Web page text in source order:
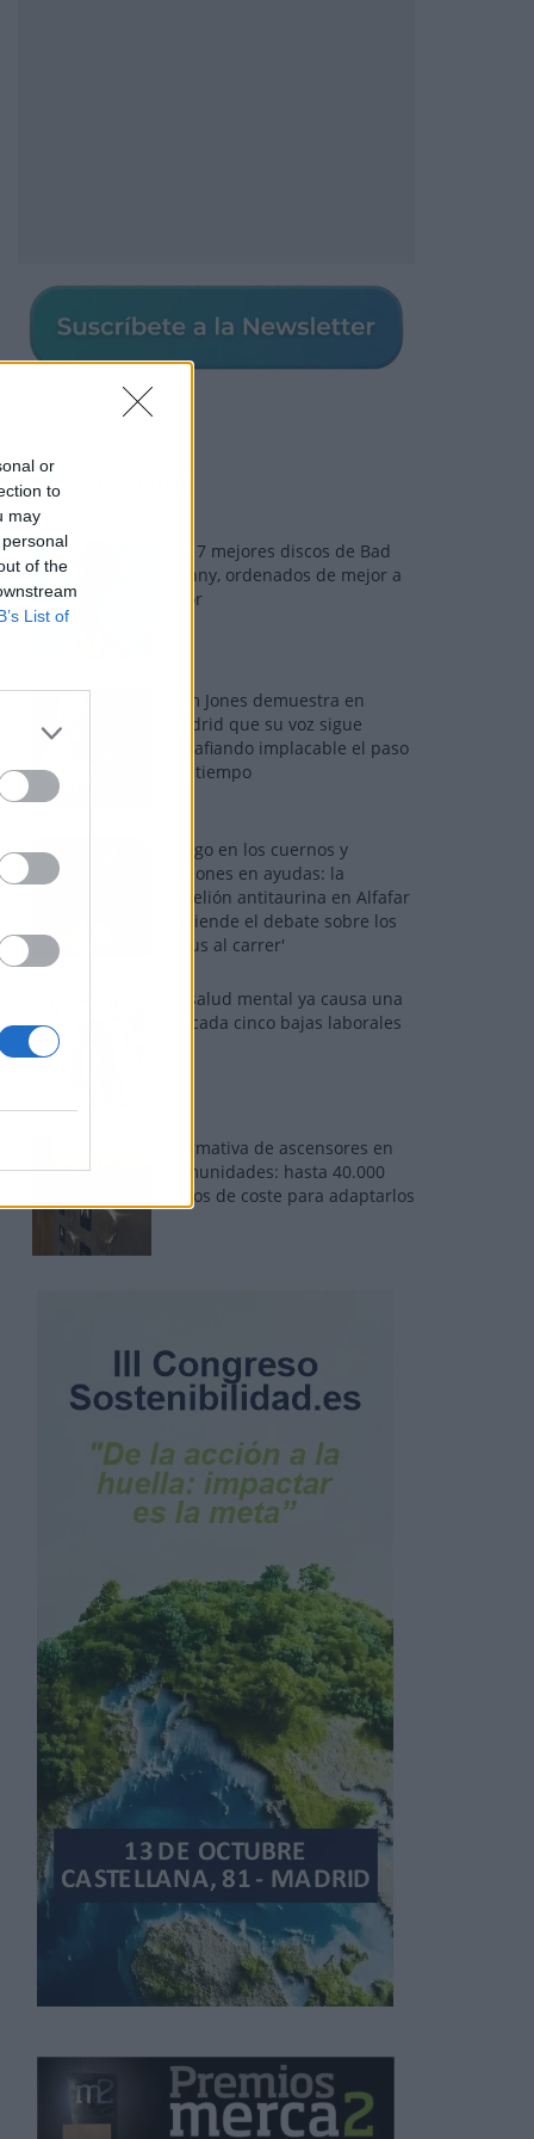
or
to
may
of the
List of
Los más vistos
Los 7 mejores discos de Bad
Bunny, ordenados de mejor a
peor
Tom Jones demuestra en
Madrid que su voz sigue
desafiando implacable el paso
del tiempo
Fuego en los cuernos y
millones en ayudas: la
rebelión antitaurina en Alfafar
enciende el debate sobre los
'bous al carrer'
La salud mental ya causa una
de cada cinco bajas laborales
Normativa de ascensores en
comunidades: hasta 40.000
euros de coste para adaptarlos